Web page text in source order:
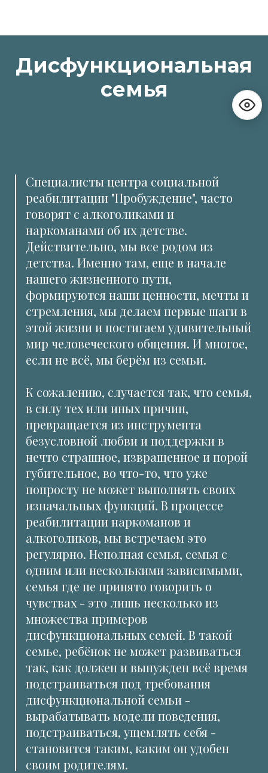
Дисфункциональная
семья
Специалисты центра социальной
реабилитации "Пробуждение", часто
говорят с алкоголиками и
наркоманами об их детстве.
Действительно, мы все родом из
детства. Именно там, еще в начале
нашего жизненного пути,
формируются наши ценности, мечты и
стремления, мы делаем первые шаги в
этой жизни и постигаем удивительный
мир человеческого общения. И многое,
если не всё, мы берём из семьи.
К сожалению, случается так, что семья,
в силу тех или иных причин,
превращается из инструмента
безусловной любви и поддержки в
нечто страшное, извращенное и порой
губительное, во что-то, что уже
попросту не может выполнять своих
изначальных функций. В процессе
реабилитации наркоманов и
алкоголиков, мы встречаем это
регулярно. Неполная семья, семья с
одним или несколькими зависимыми,
семья где не принято говорить о
чувствах - это лишь несколько из
множества примеров
дисфункциональных семей. В такой
семье, ребёнок не может развиваться
так, как должен и вынужден всё время
подстраиваться под требования
дисфункциональной семьи -
вырабатывать модели поведения,
подстраиваться, ущемлять себя -
становится таким, каким он удобен
своим родителям.